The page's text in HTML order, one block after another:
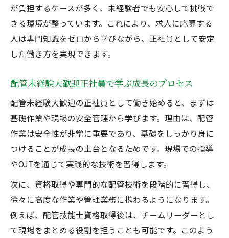
が負担するケースが多く、未経験者でも安心して挑戦で
きる環境が整っています。これにより、求人に応募する
人は専門知識をゼロから学びながら、正社員として安定
した働き方を実現できます。
配管未経験大歓迎正社員で学ぶ成長のプロセス
配管未経験大歓迎の正社員として働き始めると、まずは
基礎作業や現場の安全管理から学びます。理由は、配管
作業は安全性が非常に重要であり、基礎をしっかり身に
つけることが成長の土台となるためです。現場での指導
やOJTを通じて実践的な技術を習得します。
次に、資格取得や専門的な配管技術を段階的に習得し、
徐々に高度な作業や管理業務に携わるようになります。
例えば、配管技能士資格取得後は、チームリーダーとし
て現場をまとめる役割を担うことも可能です。このよう